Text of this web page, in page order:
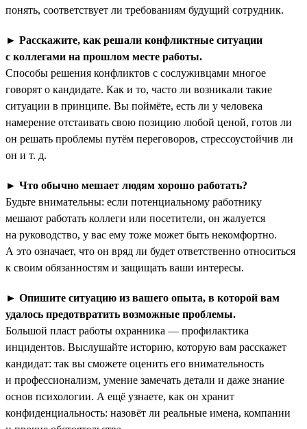
понять, соответствует ли требованиям будущий сотрудник.
► Расскажите, как решали конфликтные ситуации
с коллегами на прошлом месте работы.
Способы решения конфликтов с сослуживцами многое
говорят о кандидате. Как и то, часто ли возникали такие
ситуации в принципе. Вы поймёте, есть ли у человека
намерение отстаивать свою позицию любой ценой, готов ли
он решать проблемы путём переговоров, стрессоустойчив ли
он и т. д.
► Что обычно мешает людям хорошо работать?
Будьте внимательны: если потенциальному работнику
мешают работать коллеги или посетители, он жалуется
на руководство, у вас ему тоже может быть некомфортно.
А это означает, что он вряд ли будет ответственно относиться
к своим обязанностям и защищать ваши интересы.
► Опишите ситуацию из вашего опыта, в которой вам
удалось предотвратить возможные проблемы.
Большой пласт работы охранника — профилактика
инцидентов. Выслушайте историю, которую вам расскажет
кандидат: так вы сможете оценить его внимательность
и профессионализм, умение замечать детали и даже знание
основ психологии. А ещё узнаете, как он хранит
конфиденциальность: назовёт ли реальные имена, компании